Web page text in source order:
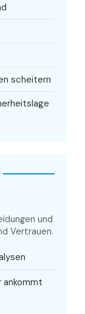
scheitern
und
Vertrauen.
ankommt